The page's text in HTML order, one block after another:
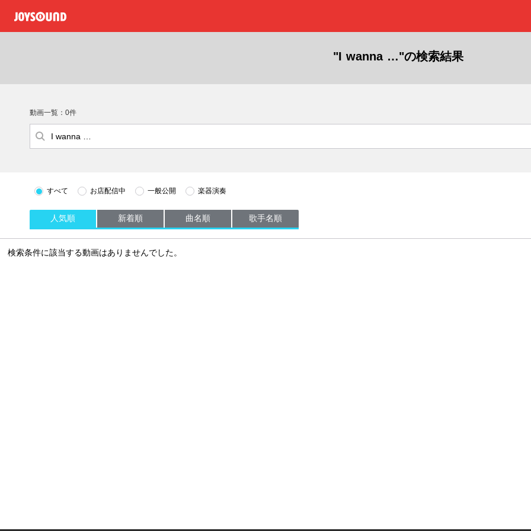
"I wanna …"の検索結果
動画一覧：0件
すべて お店配信中 一般公開 楽器演奏
人気順 新着順 曲名順 歌手名順
検索条件に該当する動画はありませんでした。